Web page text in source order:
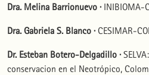
Dra. Melina Barrionuevo · INIBIOMA-
Dra. Gabriela S. Blanco · CESIMAR-
Dr. Esteban Botero-Delgadillo ·
conservacion en el Neotrópico,